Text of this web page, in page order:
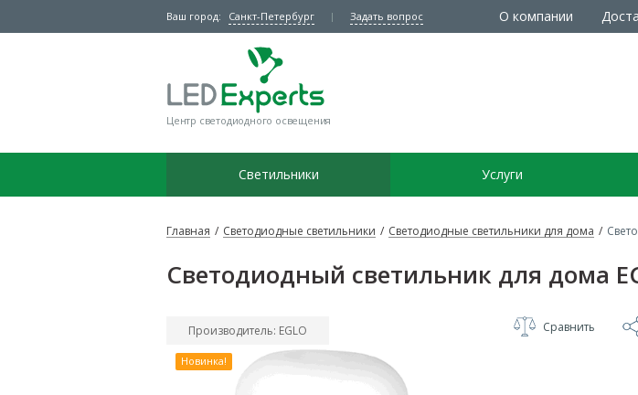
Ваш город: Санкт-Петербург Задать вопрос О компании
Центр светодиодного освещения
Светильники Услуги
Главная / Светодиодные светильники / Светодиодные светильники для дома /
Светодиодный светильник для дома
Производитель: EGLO
Новинка!
Сравнить